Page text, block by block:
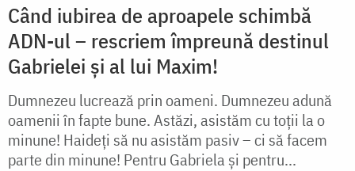
Când iubirea de aproapele schimbă
ADN-ul – rescriem împreună destinul
Gabrielei și al lui Maxim!
Dumnezeu lucrează prin oameni. Dumnezeu adună
oamenii în fapte bune. Astăzi, asistăm cu toții la o
minune! Haideți să nu asistăm pasiv – ci să facem
parte din minune! Pentru Gabriela și pentru...